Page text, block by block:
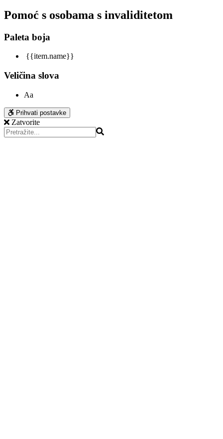
Pomoć s osobama s invaliditetom
Paleta boja
{{item.name}}
Veličina slova
Aa
Prihvati postavke
Zatvorite